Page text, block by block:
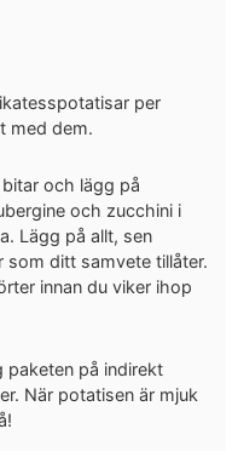
per
med dem.
och lägg på
och zucchini i
Lägg på allt, sen
som ditt samvete tillåter.
innan du viker ihop
paketen på indirekt
När potatisen är mjuk